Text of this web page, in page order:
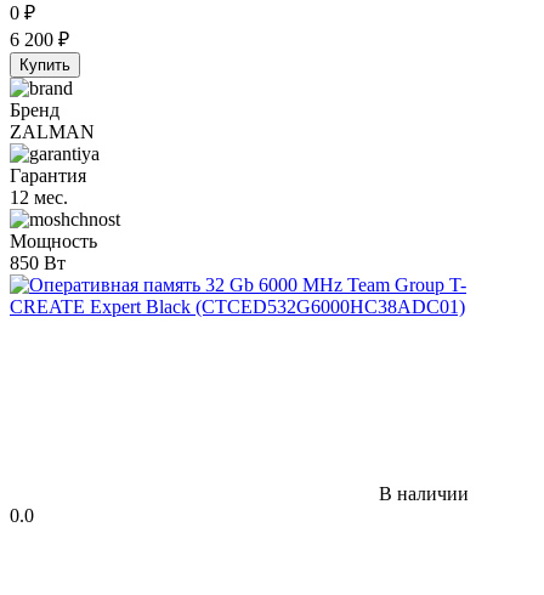
0 ₽
6 200 ₽
Купить
Бренд
ZALMAN
Гарантия
12 мес.
Мощность
850 Вт
В наличии
0.0